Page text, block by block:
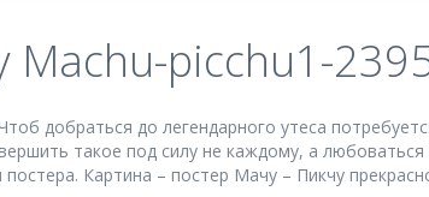
Machu-picchu1-
добраться до легендарного утеса
такое под силу не каждому, а
Картина – постер Мачу – Пикчу